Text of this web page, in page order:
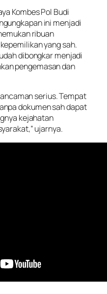
Kombes Pol Budi
ini menjadi
ribuan
yang sah.
dibongkar menjadi
pengemasan dan
serius. Tempat
dokumen sah dapat
kejahatan
ujarnya.